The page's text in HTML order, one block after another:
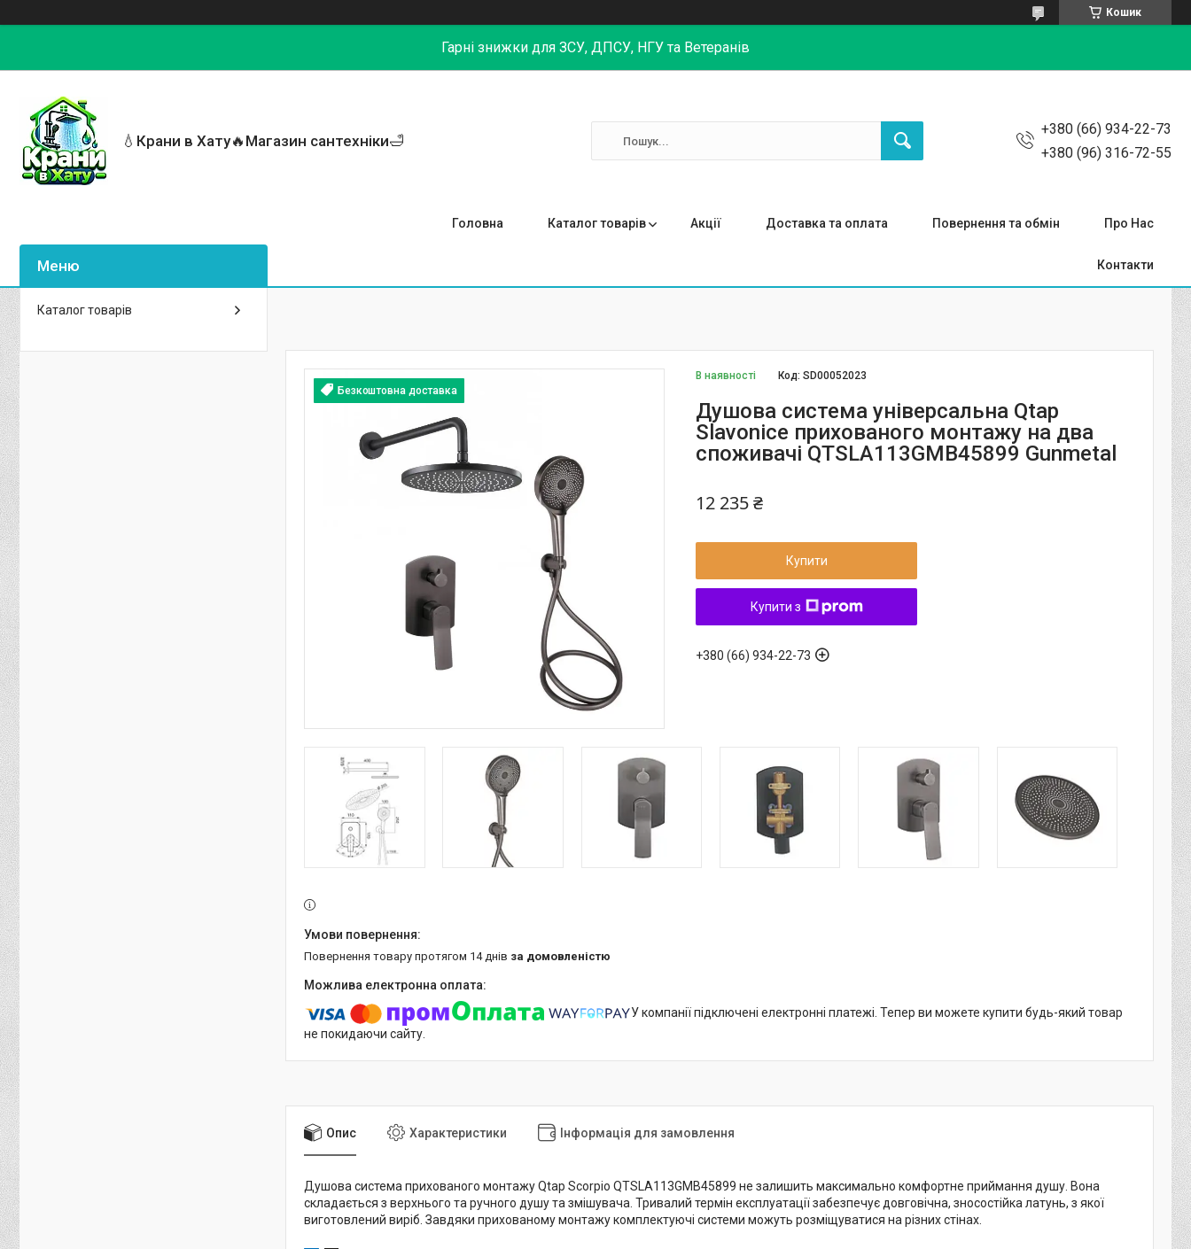
Кошик
Гарні знижки для ЗСУ, ДПСУ, НГУ та Ветеранів
💧Крани в Хату🔥Магазин сантехніки🛁
+380 (66) 934-22-73
+380 (96) 316-72-55
Головна Каталог товарів Акції Доставка та оплата Повернення та обмін Про Нас
Контакти
Безкоштовна доставка
В наявності Код:SD00052023
Душова система універсальна Qtap
Slavonice прихованого монтажу на два
споживачі QTSLA113GMB45899 Gunmetal
12 235 ₴
Купити
Купити з
+380 (66) 934-22-73
повернення товару протягом 14 днів за домовленістю
У компанії підключені електронні платежі. Тепер ви можете купити будь-який товар
не покидаючи сайту.
Опис Характеристики Інформація для замовлення
Душова система прихованого монтажу Qtap Scorpio QTSLA113GMB45899 не залишить максимально комфортне приймання душу. Вона
складається з верхнього та ручного душу та змішувача. Тривалий термін експлуатації забезпечує довговічна, зносостійка латунь, з якої
виготовлений виріб. Завдяки прихованому монтажу комплектуючі системи можуть розміщуватися на різних стінах.
Каталог товарів